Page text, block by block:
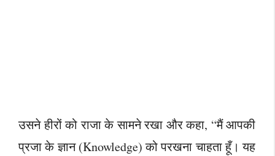
उसने हीरों को राजा के सामने रखा और कहा, “मैं आपकी
प्रजा के ज्ञान (Knowledge) को परखना चाहता हूँ। यह